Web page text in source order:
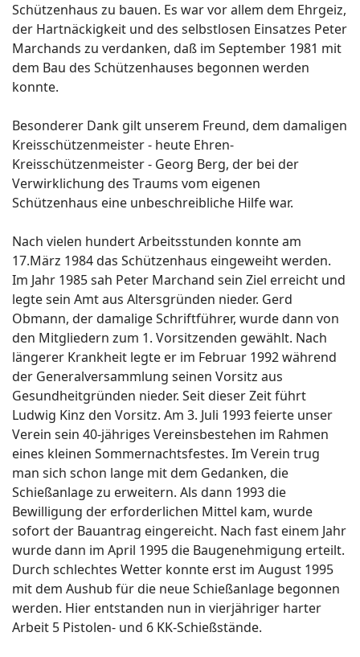
Schützenhaus zu bauen. Es war vor allem dem Ehrgeiz,
der Hartnäckigkeit und des selbstlosen Einsatzes Peter
Marchands zu verdanken, daß im September 1981 mit
dem Bau des Schützenhauses begonnen werden
konnte.
Besonderer Dank gilt unserem Freund, dem damaligen
Kreisschützenmeister - heute Ehren-
Kreisschützenmeister - Georg Berg, der bei der
Verwirklichung des Traums vom eigenen
Schützenhaus eine unbeschreibliche Hilfe war.
Nach vielen hundert Arbeitsstunden konnte am
17.März 1984 das Schützenhaus eingeweiht werden.
Im Jahr 1985 sah Peter Marchand sein Ziel erreicht und
legte sein Amt aus Altersgründen nieder. Gerd
Obmann, der damalige Schriftführer, wurde dann von
den Mitgliedern zum 1. Vorsitzenden gewählt. Nach
längerer Krankheit legte er im Februar 1992 während
der Generalversammlung seinen Vorsitz aus
Gesundheitgründen nieder. Seit dieser Zeit führt
Ludwig Kinz den Vorsitz. Am 3. Juli 1993 feierte unser
Verein sein 40-jähriges Vereinsbestehen im Rahmen
eines kleinen Sommernachtsfestes. Im Verein trug
man sich schon lange mit dem Gedanken, die
Schießanlage zu erweitern. Als dann 1993 die
Bewilligung der erforderlichen Mittel kam, wurde
sofort der Bauantrag eingereicht. Nach fast einem Jahr
wurde dann im April 1995 die Baugenehmigung erteilt.
Durch schlechtes Wetter konnte erst im August 1995
mit dem Aushub für die neue Schießanlage begonnen
werden. Hier entstanden nun in vierjähriger harter
Arbeit 5 Pistolen- und 6 KK-Schießstände.